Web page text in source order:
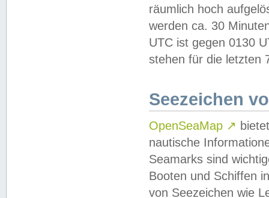
räumlich hoch
werden ca. 30
UTC ist gegen 0130
stehen für die letzten
Seezeichen
OpenSeaMap ↗
nautische
Seamarks sind
Booten und Schiffen
von Seezeichen wie